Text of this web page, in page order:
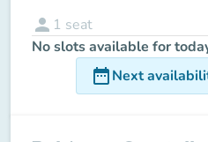
person 1 seat
No slots available for
date_rangeNext